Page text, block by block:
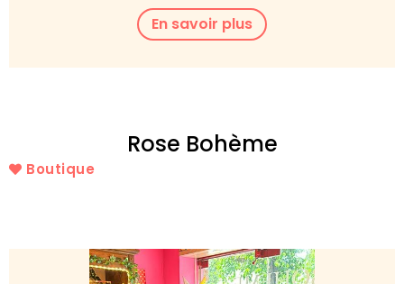
En savoir plus
Rose Bohème
Boutique